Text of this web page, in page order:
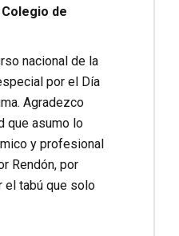
de
nacional de la
por el Día
Agradezco
que asumo lo
y profesional
Rendón, por
el tabú que solo